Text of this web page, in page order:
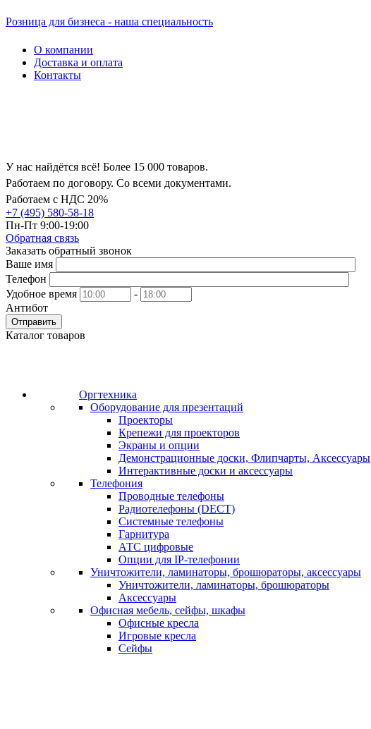
Розница для бизнеса - наша специальность
О компании
Доставка и оплата
Контакты
У нас найдётся всё! Более 15 000 товаров.
Работаем по договору. Со всеми документами.
Работаем с НДС 20%
+7 (495) 580-58-18
Пн-Пт 9:00-19:00
Обратная связь
Заказать обратный звонок
Ваше имя
Телефон
Удобное время
-
Антибот
Отправить
Каталог товаров
Оргтехника
Оборудование для презентаций
Проекторы
Крепежи для проекторов
Экраны и опции
Демонстрационные доски, Флипчарты, Аксессуары
Интерактивные доски и аксессуары
Телефония
Проводные телефоны
Радиотелефоны (DECT)
Системные телефоны
Гарнитура
АТС цифровые
Опции для IP-телефонии
Уничтожители, ламинаторы, брошюраторы, аксессуары
Уничтожители, ламинаторы, брошюраторы
Аксессуары
Офисная мебель, сейфы, шкафы
Офисные кресла
Игровые кресла
Сейфы